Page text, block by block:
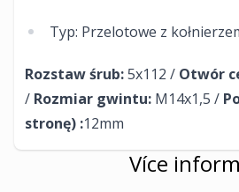
Typ: Przelotowe z
Rozstaw śrub:5x112 / Otwór
/ Rozmiar gwintu: M14x1,5 /
stronę) :12mm​
Více